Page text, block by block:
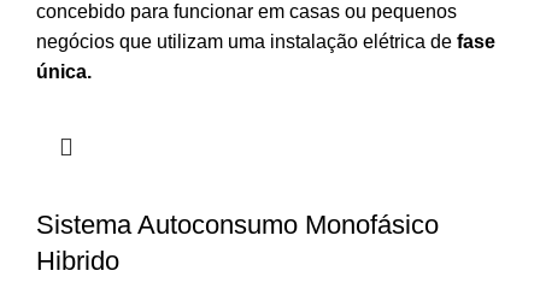
concebido para funcionar em casas ou pequenos
negócios que utilizam uma instalação elétrica de fase
única.
Sistema Autoconsumo Monofásico
Hibrido